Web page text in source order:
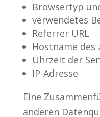
Browsertyp
verwendetes
Referrer URL
Hostname des
Uhrzeit der
IP-Adresse
Eine
anderen